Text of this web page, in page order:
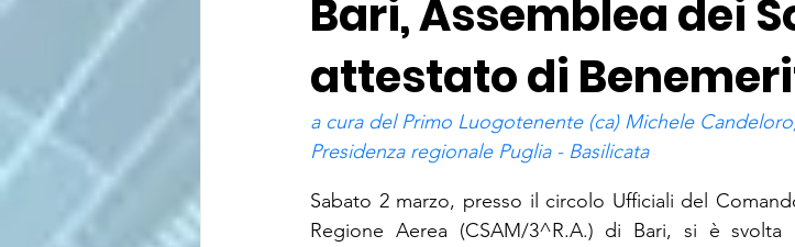
Bari, Assemblea dei
attestato di
a cura del Primo Luogotenente (ca) Michele
Presidenza regionale Puglia - Basilicata
Sabato 2 marzo, presso il circolo Ufficiali del
Regione Aerea (CSAM/3^R.A.) di Bari, si è svolta